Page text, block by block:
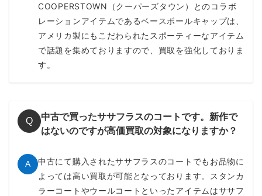
COOPERSTOWN（クーパーズタウン）とのコラボ
レーションアイテムであるベースボールキャップは、
アメリカ製にもこだわられたスポーティーなアイテム
で話題を集めておりますので、買取を強化しておりま
す。
Q
中古で買ったササフラスのコートです。新作で
はないのですが高価買取の対象になりますか？
A
中古にて購入されたササフラスのコートでもお品物に
よっては高い買取が可能となっております。スタンカ
ラーコートやウールコートといったアイテムはササフ